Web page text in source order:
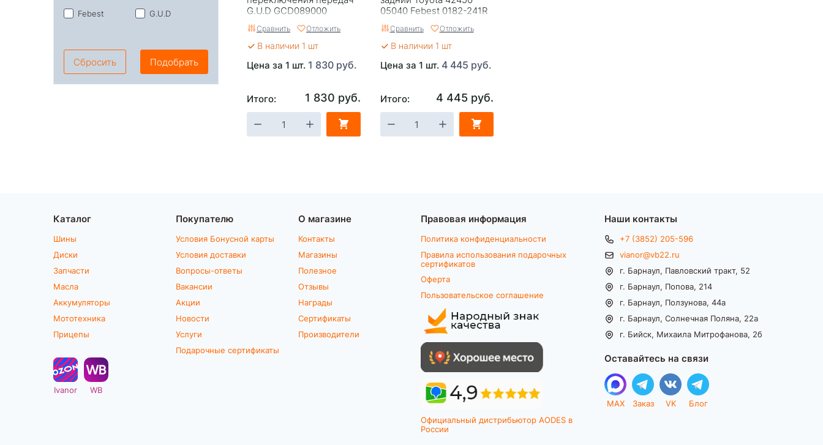
G.U.D GCD089000
Сравнить Отложить
В наличии 1 шт
Цена за 1 шт. 1 830 руб.
Итого: 1 830 руб.
05040 Febest 0182-241R
на вывод!!!
Сравнить Отложить
В наличии 1 шт
Цена за 1 шт. 4 445 руб.
Итого: 4 445 руб.
Febest G.U.D
Сбросить Подобрать
Каталог
Шины
Диски
Запчасти
Масла
Аккумуляторы
Мототехника
Прицепы
Ivanor WB
Покупателю
Условия Бонусной карты
Условия доставки
Вопросы-ответы
Вакансии
Акции
Новости
Услуги
Подарочные сертификаты
О магазине
Контакты
Магазины
Полезное
Отзывы
Награды
Сертификаты
Производители
Правовая информация
Политика конфиденциальности
Правила использования подарочных
сертификатов
Оферта
Пользовательское соглашение
Официальный дистрибьютор AODES в
России
Наши контакты
+7 (3852) 205-596
vianor@vb22.ru
г. Барнаул, Павловский тракт, 52
г. Барнаул, Попова, 214
г. Барнаул, Ползунова, 44а
г. Барнаул, Солнечная Поляна, 22а
г. Бийск, Михаила Митрофанова, 2б
Оставайтесь на связи
MAX Заказ VK Блог